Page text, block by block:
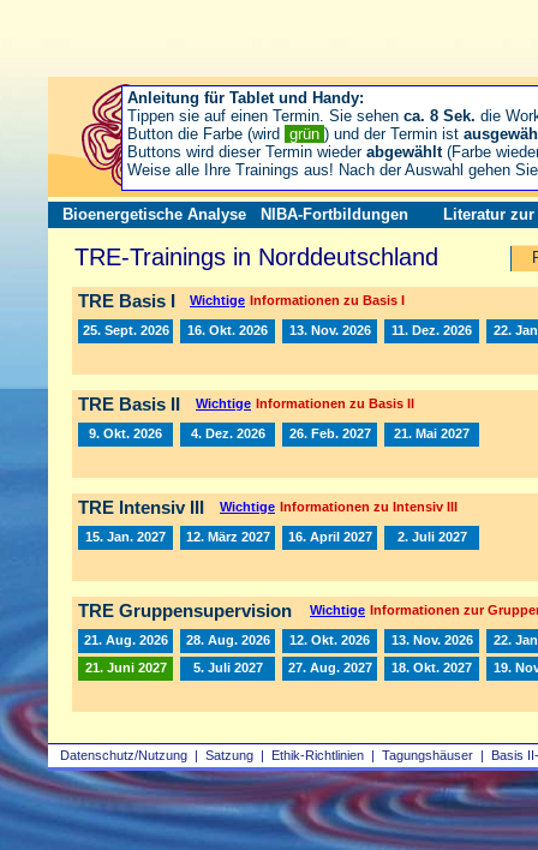
Datenschutz/Nutzung | Satzung | Ethik-Richtlinien | Tagungshäuser | Basis
Bioenergetische Analyse NIBA-Fortbildungen Literatur zur
TRE-Trainings in Norddeutschland
TRE Basis I Wichtige Informationen zu Basis I
25. Sept. 2026 16. Okt. 2026 13. Nov. 2026 11. Dez. 2026 22.
TRE Basis II Wichtige Informationen zu Basis II
9. Okt. 2026 4. Dez. 2026 26. Feb. 2027 21. Mai 2027
TRE Intensiv III Wichtige Informationen zu Intensiv III
15. Jan. 2027 12. März 2027 16. April 2027 2. Juli 2027
TRE Gruppensupervision Wichtige Informationen zur
21. Aug. 2026 28. Aug. 2026 12. Okt. 2026 13. Nov. 2026
22.
21. Juni 2027
5. Juli 2027 27. Aug. 2027 18. Okt. 2027 19.
Anleitung für Tablet und Handy:
Tippen sie auf einen Termin. Sie sehen ca. 8 Sek. die
Button die Farbe (wird grün ) und der Termin ist
Buttons wird dieser Termin wieder abgewählt(Farbe
Weise alle Ihre Trainings aus! Nach der Auswahl gehen